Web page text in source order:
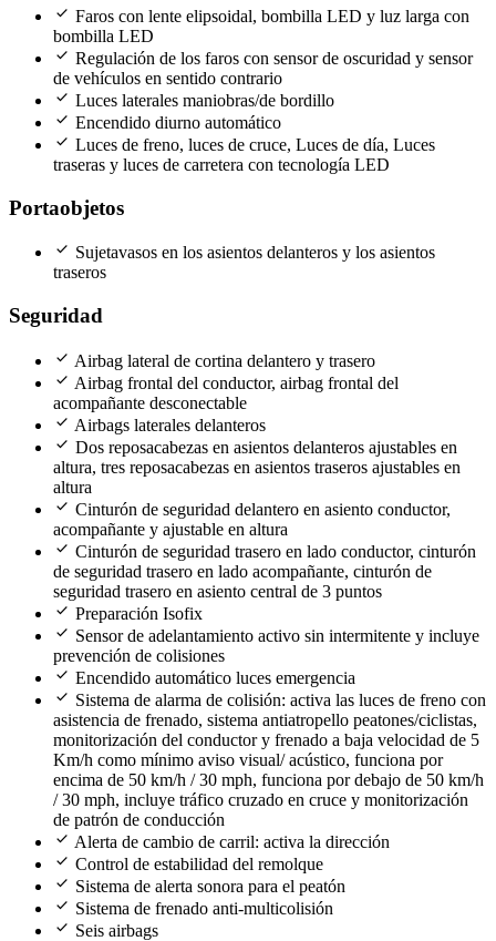
check Faros con lente elipsoidal, bombilla LED y luz larga con
bombilla LED
check Regulación de los faros con sensor de oscuridad y sensor
de vehículos en sentido contrario
check Luces laterales maniobras/de bordillo
check Encendido diurno automático
check Luces de freno, luces de cruce, Luces de día, Luces
traseras y luces de carretera con tecnología LED
Portaobjetos
check Sujetavasos en los asientos delanteros y los asientos
traseros
Seguridad
check Airbag lateral de cortina delantero y trasero
check Airbag frontal del conductor, airbag frontal del
acompañante desconectable
check Airbags laterales delanteros
check Dos reposacabezas en asientos delanteros ajustables en
altura, tres reposacabezas en asientos traseros ajustables en
altura
check Cinturón de seguridad delantero en asiento conductor,
acompañante y ajustable en altura
check Cinturón de seguridad trasero en lado conductor, cinturón
de seguridad trasero en lado acompañante, cinturón de
seguridad trasero en asiento central de 3 puntos
check Preparación Isofix
check Sensor de adelantamiento activo sin intermitente y incluye
prevención de colisiones
check Encendido automático luces emergencia
check Sistema de alarma de colisión: activa las luces de freno con
asistencia de frenado, sistema antiatropello peatones/ciclistas,
monitorización del conductor y frenado a baja velocidad de 5
Km/h como mínimo aviso visual/ acústico, funciona por
encima de 50 km/h / 30 mph, funciona por debajo de 50 km/h
/ 30 mph, incluye tráfico cruzado en cruce y monitorización
de patrón de conducción
check Alerta de cambio de carril: activa la dirección
check Control de estabilidad del remolque
check Sistema de alerta sonora para el peatón
check Sistema de frenado anti-multicolisión
check Seis airbags